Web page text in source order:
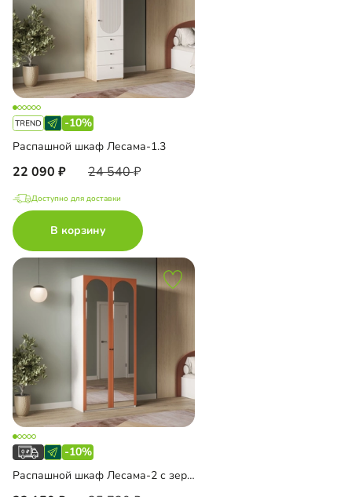
-10%
Распашной шкаф Лесама-1.3
22 090 24 540
Доступно для доставки
В корзину
-10%
Распашной шкаф Лесама-2 с зеркалом